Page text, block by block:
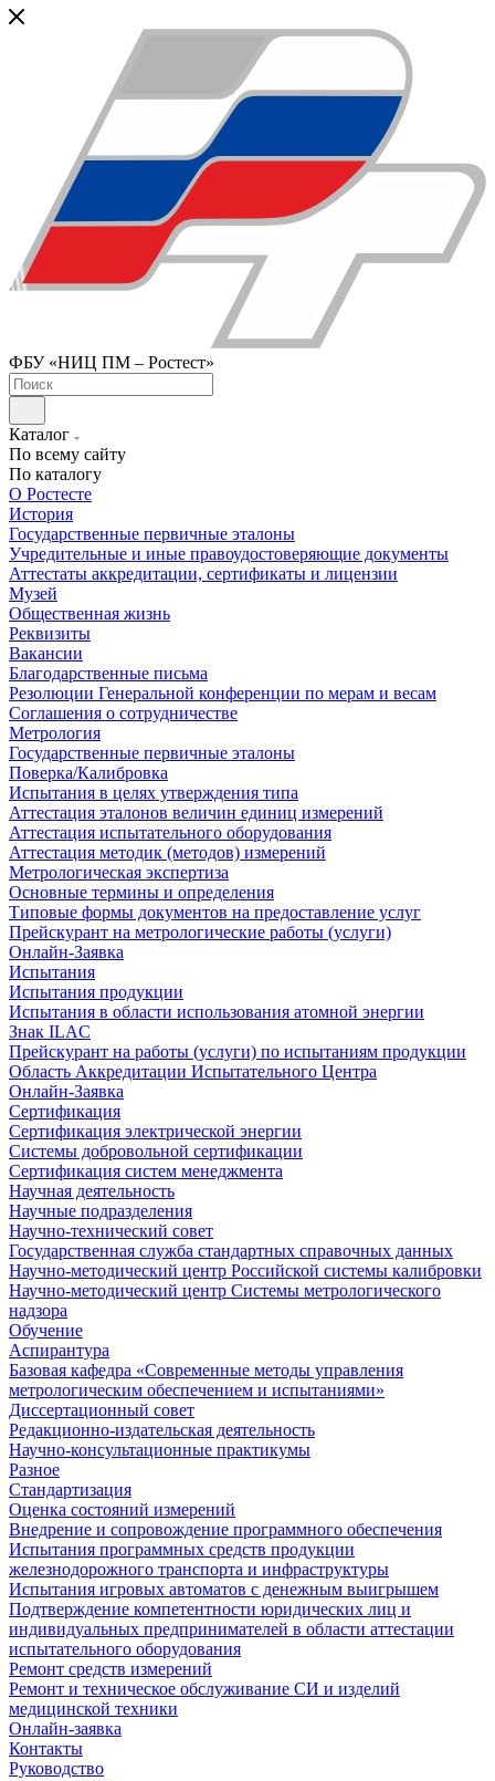
ФБУ «НИЦ ПМ – Ростест»
Каталог
По всему сайту
По каталогу
О Ростесте
История
Государственные первичные эталоны
Учредительные и иные правоудостоверяющие документы
Аттестаты аккредитации, сертификаты и лицензии
Музей
Общественная жизнь
Реквизиты
Вакансии
Благодарственные письма
Резолюции Генеральной конференции по мерам и весам
Соглашения о сотрудничестве
Метрология
Государственные первичные эталоны
Поверка/Калибровка
Испытания в целях утверждения типа
Аттестация эталонов величин единиц измерений
Аттестация испытательного оборудования
Аттестация методик (методов) измерений
Метрологическая экспертиза
Основные термины и определения
Типовые формы документов на предоставление услуг
Прейскурант на метрологические работы (услуги)
Онлайн-Заявка
Испытания
Испытания продукции
Испытания в области использования атомной энергии
Знак ILAC
Прейскурант на работы (услуги) по испытаниям продукции
Область Аккредитации Испытательного Центра
Онлайн-Заявка
Сертификация
Сертификация электрической энергии
Системы добровольной сертификации
Сертификация систем менеджмента
Научная деятельность
Научные подразделения
Научно-технический совет
Государственная служба стандартных справочных данных
Научно-методический центр Российской системы калибровки
Научно-методический центр Системы метрологического
надзора
Обучение
Аспирантура
Базовая кафедра «Современные методы управления
метрологическим обеспечением и испытаниями»
Диссертационный совет
Редакционно-издательская деятельность
Научно-консультационные практикумы
Разное
Стандартизация
Оценка состояний измерений
Внедрение и сопровождение программного обеспечения
Испытания программных средств продукции
железнодорожного транспорта и инфраструктуры
Испытания игровых автоматов с денежным выигрышем
Подтверждение компетентности юридических лиц и
индивидуальных предпринимателей в области аттестации
испытательного оборудования
Ремонт средств измерений
Ремонт и техническое обслуживание СИ и изделий
медицинской техники
Онлайн-заявка
Контакты
Руководство